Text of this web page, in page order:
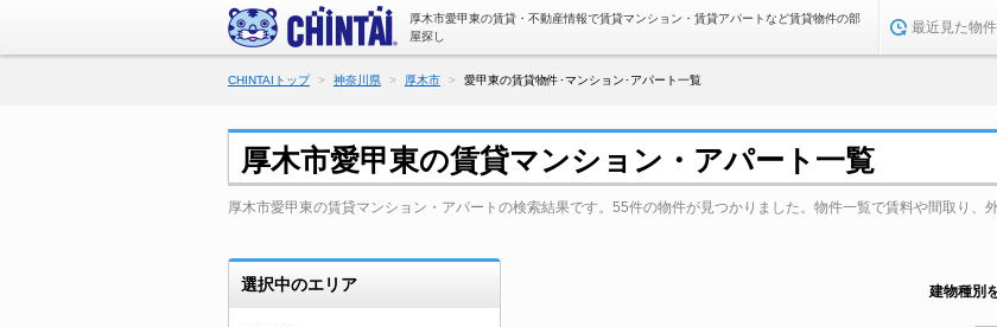
厚木市愛甲東の賃貸・不動産情報で賃貸マンション・賃貸アパートなど賃貸物件の部
屋探し
最近見た物件
CHINTAIトップ 神奈川県 厚木市 愛甲東の賃貸物件･マンション･アパート一覧
厚木市愛甲東の賃貸マンション・アパート一覧
厚木市愛甲東の賃貸マンション・アパートの検索結果です。55件の物件が見つかりました。物件一覧で賃料や間取り、
選択中のエリア 建物種別